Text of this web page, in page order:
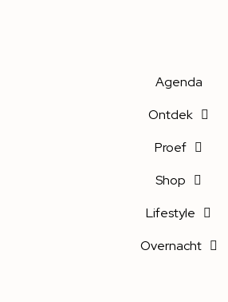
Agenda
Ontdek
Proef
Shop
Lifestyle
Overnacht